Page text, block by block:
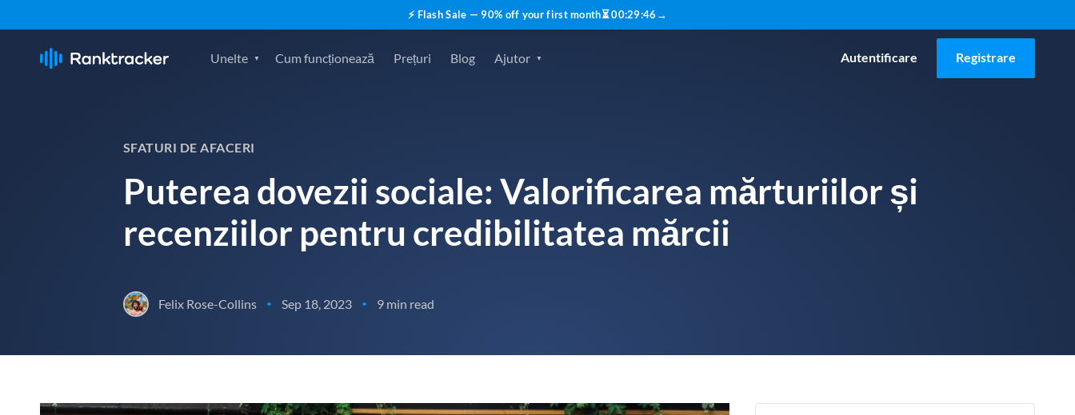
⚡ Flash Sale — 90% off your first month⏳00:29:45 →
Unelte Cum funcționează Prețuri Blog Ajutor Autentificare Registrare
SFATURI DE AFACERI
Puterea dovezii sociale: Valorificarea mărturiilor și
recenziilor pentru credibilitatea mărcii
Felix Rose-Collins • Sep 18, 2023 • 9 min read